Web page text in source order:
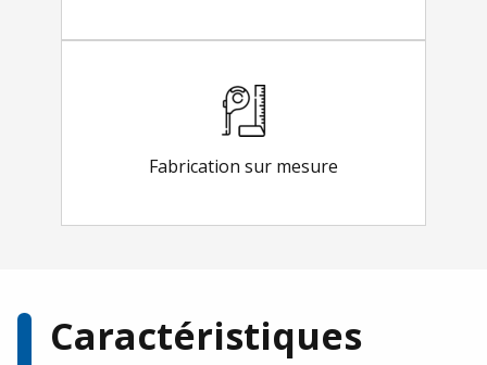
Fabrication sur mesure
Caractéristiques